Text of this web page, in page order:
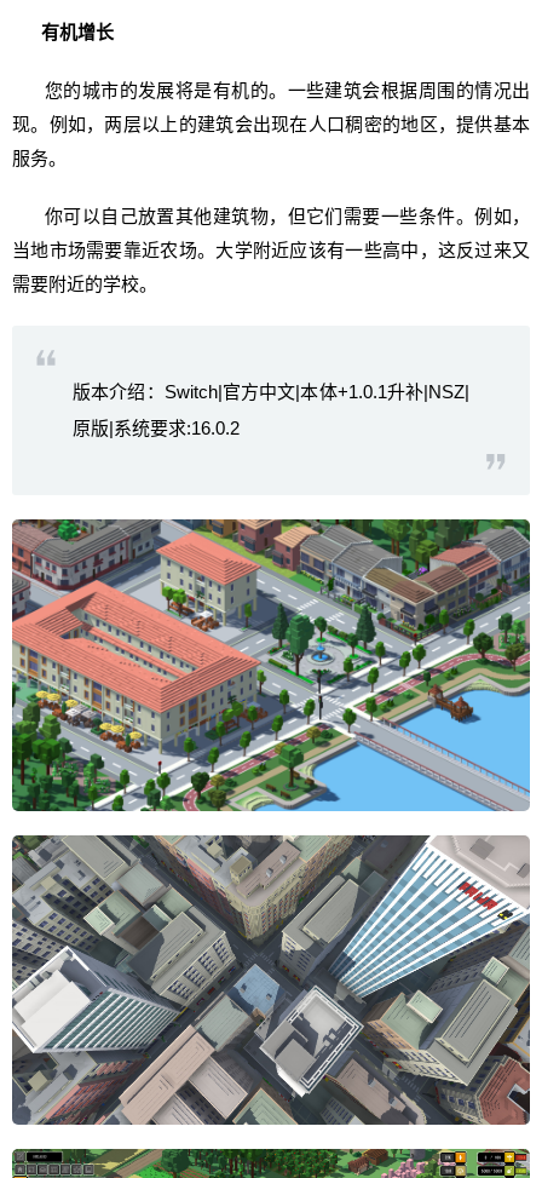
有机增长
您的城市的发展将是有机的。一些建筑会根据周围的情况出
现。例如，两层以上的建筑会出现在人口稠密的地区，提供基本
服务。
你可以自己放置其他建筑物，但它们需要一些条件。例如，
当地市场需要靠近农场。大学附近应该有一些高中，这反过来又
需要附近的学校。
版本介绍：Switch|官方中文|本体+1.0.1升补|NSZ|
原版|系统要求:16.0.2